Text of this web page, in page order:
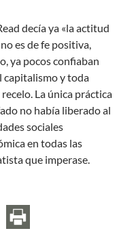
decía ya «la actitud
es de fe positiva,
ya pocos confiaban
capitalismo y toda
La única práctica
no había liberado al
sociales
en todas las
que imperase.
Herbert Read